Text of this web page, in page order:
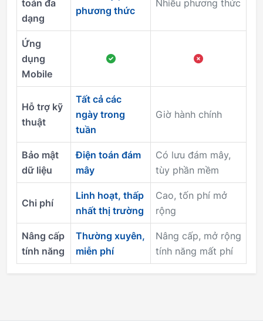
toán đa
dạng
phương thức
Nhiều phương thức
Ứng
dụng
Mobile
Hỗ trợ kỹ
thuật
Tất cả các
ngày trong
tuần
Giờ hành chính
Bảo mật
dữ liệu
Điện toán đám
mây
Có lưu đám mây,
tùy phần mềm
Chi phí
Linh hoạt, thấp
nhất thị trường
Cao, tốn phí mở
rộng
Nâng cấp
tính năng
Thường xuyên,
miễn phí
Nâng cấp, mở rộng
tính năng mất phí